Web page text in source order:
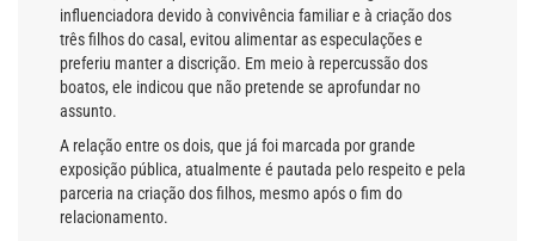
influenciadora devido à convivência familiar e à criação dos
três filhos do casal, evitou alimentar as especulações e
preferiu manter a discrição. Em meio à repercussão dos
boatos, ele indicou que não pretende se aprofundar no
assunto.
A relação entre os dois, que já foi marcada por grande
exposição pública, atualmente é pautada pelo respeito e pela
parceria na criação dos filhos, mesmo após o fim do
relacionamento.